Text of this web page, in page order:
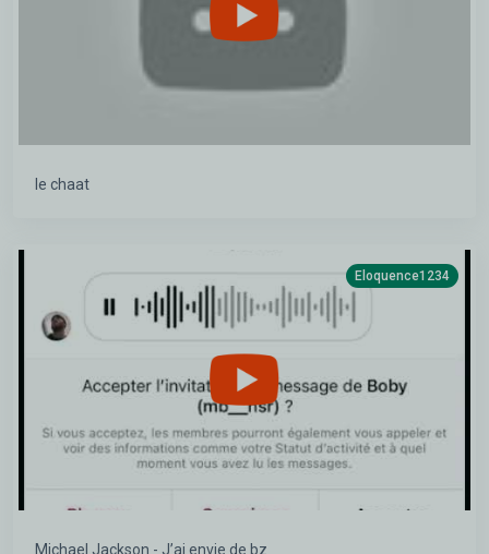
le chaat
Eloquence1234
Michael Jackson - J’ai envie de bz